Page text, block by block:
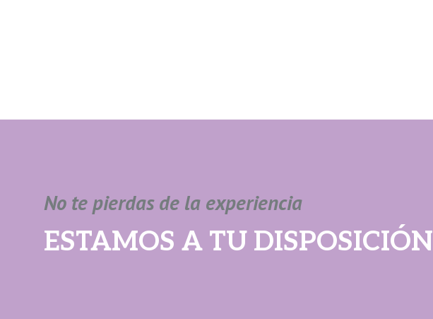
No te pierdas de la experiencia
ESTAMOS A TU DISPOSICIÓN